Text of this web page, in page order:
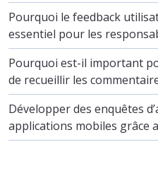
Pourquoi le feedback
essentiel pour les
Pourquoi est-il important
de recueillir les
Développer des enquêtes
applications mobiles grâce